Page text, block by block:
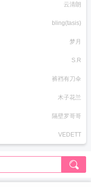
云清朗
bling(tasis)
梦月
S.R
裤裆有刀伞
木子花兰
隔壁罗哥哥
VEDETT